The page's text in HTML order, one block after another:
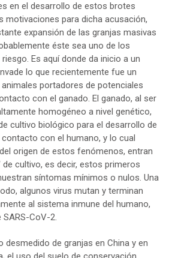
en el desarrollo de estos brotes
motivaciones para dicha acusación,
expansión de las granjas masivas
éste sea uno de los
Es aquí donde da inicio a un
lo que recientemente fue un
portadores de potenciales
con el ganado. El ganado, al ser
homogéneo a nivel genético,
cultivo biológico para el desarrollo de
con el humano, y lo cual
origen de estos fenómenos, entran
de cultivo, es decir, estos primeros
síntomas mínimos o nulos. Una
algunos virus mutan y terminan
al sistema inmune del humano,
CoV-2.
desmedido de granjas en China y en